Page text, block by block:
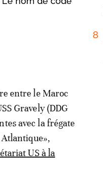
entre le Maroc
Gravely (DDG
avec la frégate
US à la
8